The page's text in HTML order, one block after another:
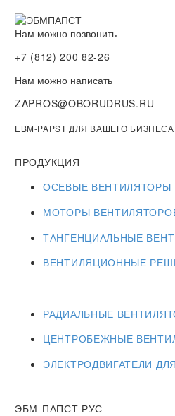
Нам можно позвонить
+7 (812) 200 82-26
Нам можно написать
ZAPROS@OBORUDRUS.RU
EBM-PAPST ДЛЯ ВАШЕГО БИЗНЕСА.
ПРОДУКЦИЯ
ОСЕВЫЕ ВЕНТИЛЯТОРЫ
МОТОРЫ
ТАНГЕНЦИАЛЬНЫЕ
ВЕНТИЛЯЦИОННЫЕ
РАДИАЛЬНЫЕ
ЦЕНТРОБЕЖНЫЕ
ЭЛЕКТРОДВИГАТЕЛИ
ЭБМ-ПАПСТ РУС